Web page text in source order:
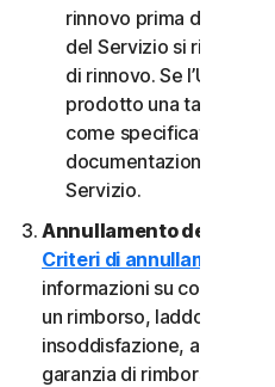
rinnovo prima della
del Servizio si
di rinnovo. Se l’Utente
prodotto una tantum, il
come specificato nella
documentazione
Servizio.
Annullamento del
Criteri di annullamento e
informazioni su come
un rimborso, laddove
insoddisfazione, alcuni
garanzia di rimborso,